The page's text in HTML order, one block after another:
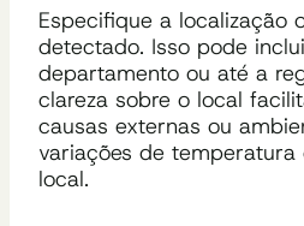
Especifique a localização
detectado. Isso pode
departamento ou até a
clareza sobre o local
causas externas ou
variações de
local.